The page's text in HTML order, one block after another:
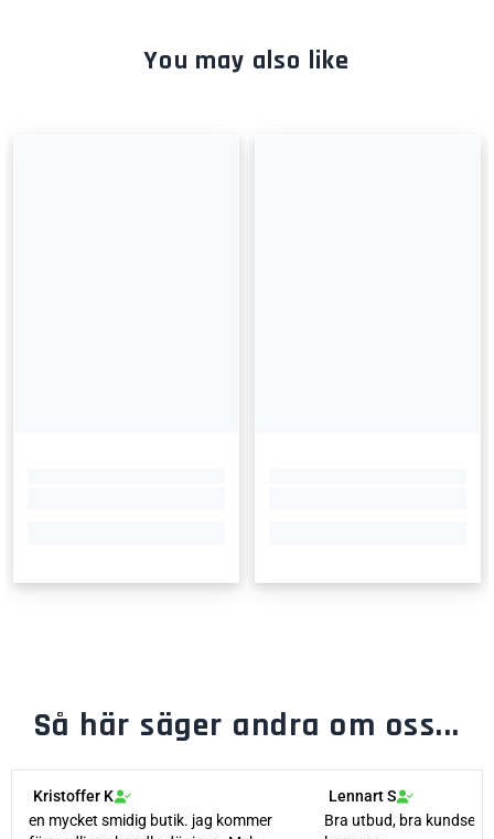
You may also like
Så här säger andra om oss...